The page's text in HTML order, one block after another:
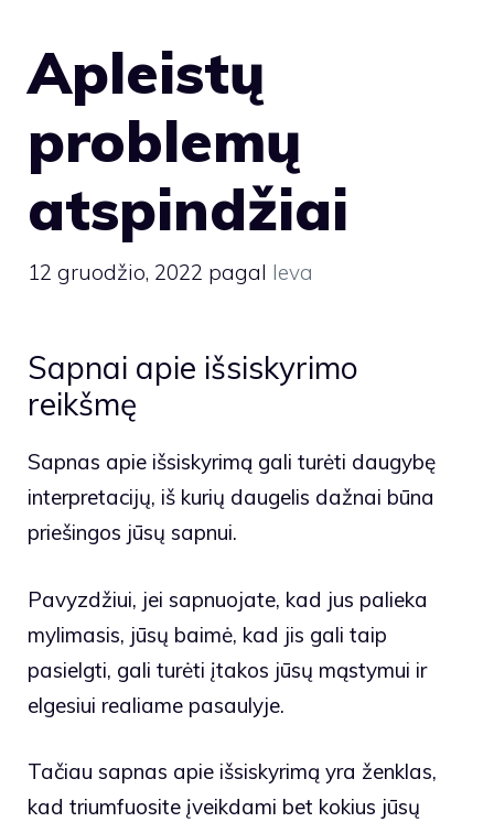
Apleistų
problemų
atspindžiai
12 gruodžio, 2022 pagal Ieva
Sapnai apie išsiskyrimo
reikšmę
Sapnas apie išsiskyrimą gali turėti daugybę
interpretacijų, iš kurių daugelis dažnai būna
priešingos jūsų sapnui.
Pavyzdžiui, jei sapnuojate, kad jus palieka
mylimasis, jūsų baimė, kad jis gali taip
pasielgti, gali turėti įtakos jūsų mąstymui ir
elgesiui realiame pasaulyje.
Tačiau sapnas apie išsiskyrimą yra ženklas,
kad triumfuosite įveikdami bet kokius jūsų